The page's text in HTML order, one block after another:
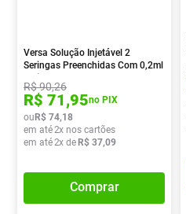
Versa Solução Injetável 2
Seringas Preenchidas Com 0,2ml
+ Sistema De Segurança
R$90,26
R$ 71,95no PIX
ouR$ 74,18
em até2x nos cartões
em até2x deR$ 37,09
Comprar
10º Vitamina D